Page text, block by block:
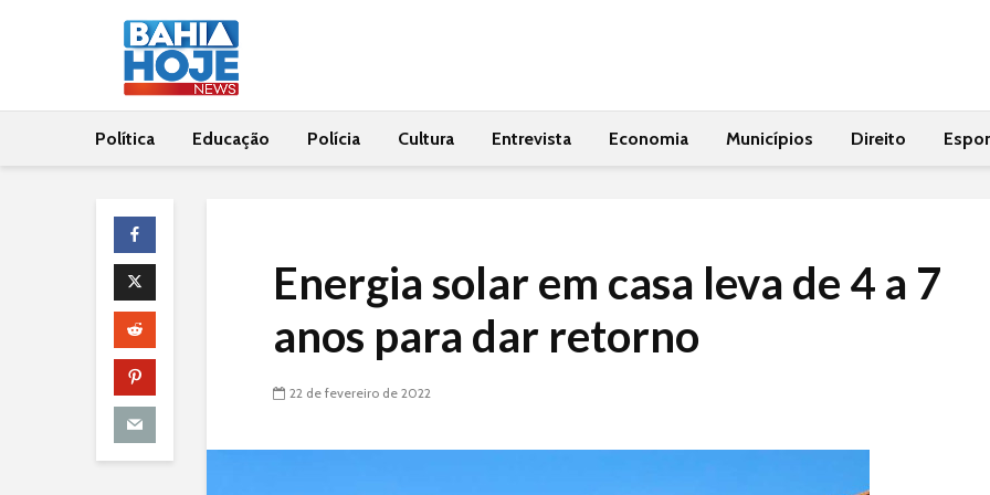
Política Educação Polícia Cultura Entrevista Economia Municípios Direito
Energia solar em casa leva de 4 a 7
anos para dar retorno
22 de fevereiro de 2022